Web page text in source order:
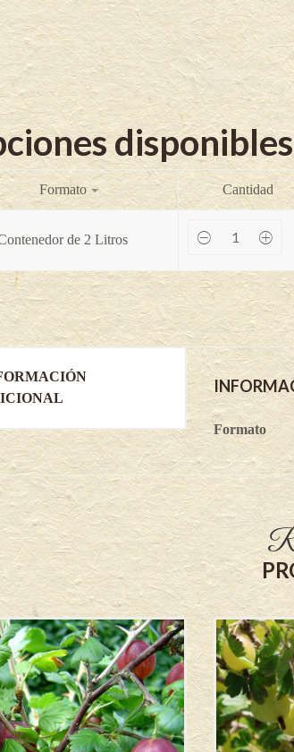
disponibles
Formato Cantidad
de 2 Litros
Uva
espina
Grün
-
Ribes
uva
crispa
quantity
Formato